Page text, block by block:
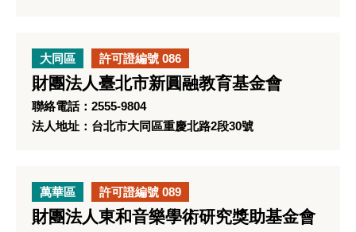
大同區 許可證編號 086
財團法人臺北市新圓融教育基金會
聯絡電話：2555-9804
法人地址：台北市大同區重慶北路2段30號
萬華區 許可證編號 089
財團法人東和音樂學術研究獎助基金會